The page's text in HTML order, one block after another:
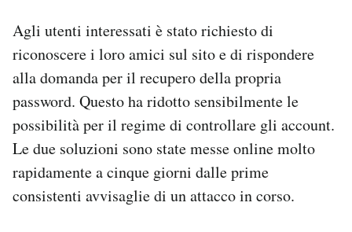
Agli utenti interessati è stato richiesto di
riconoscere i loro amici sul sito e di rispondere
alla domanda per il recupero della propria
password. Questo ha ridotto sensibilmente le
possibilità per il regime di controllare gli account.
Le due soluzioni sono state messe online molto
rapidamente a cinque giorni dalle prime
consistenti avvisaglie di un attacco in corso.